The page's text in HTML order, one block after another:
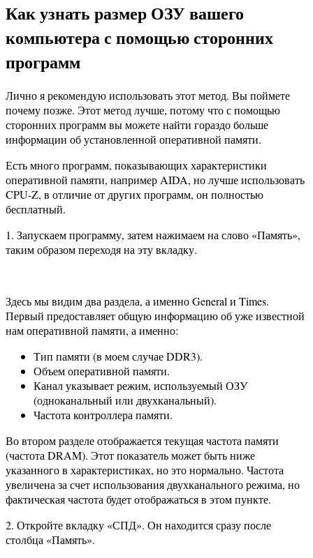
Как узнать размер ОЗУ вашего
компьютера с помощью сторонних
программ
Лично я рекомендую использовать этот метод. Вы поймете
почему позже. Этот метод лучше, потому что с помощью
сторонних программ вы можете найти гораздо больше
информации об установленной оперативной памяти.
Есть много программ, показывающих характеристики
оперативной памяти, например AIDA, но лучше использовать
CPU-Z, в отличие от других программ, он полностью
бесплатный.
1. Запускаем программу, затем нажимаем на слово «Память»,
таким образом переходя на эту вкладку.
Здесь мы видим два раздела, а именно General и Times.
Первый предоставляет общую информацию об уже известной
нам оперативной памяти, а именно:
Тип памяти (в моем случае DDR3).
Объем оперативной памяти.
Канал указывает режим, используемый ОЗУ
(одноканальный или двухканальный).
Частота контроллера памяти.
Во втором разделе отображается текущая частота памяти
(частота DRAM). Этот показатель может быть ниже
указанного в характеристиках, но это нормально. Частота
увеличена за счет использования двухканального режима, но
фактическая частота будет отображаться в этом пункте.
2. Откройте вкладку «СПД». Он находится сразу после
столбца «Память».